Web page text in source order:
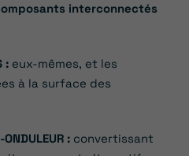
interconnectés
: eux-mêmes, et les
à la surface des
ONDULEUR : convertissant